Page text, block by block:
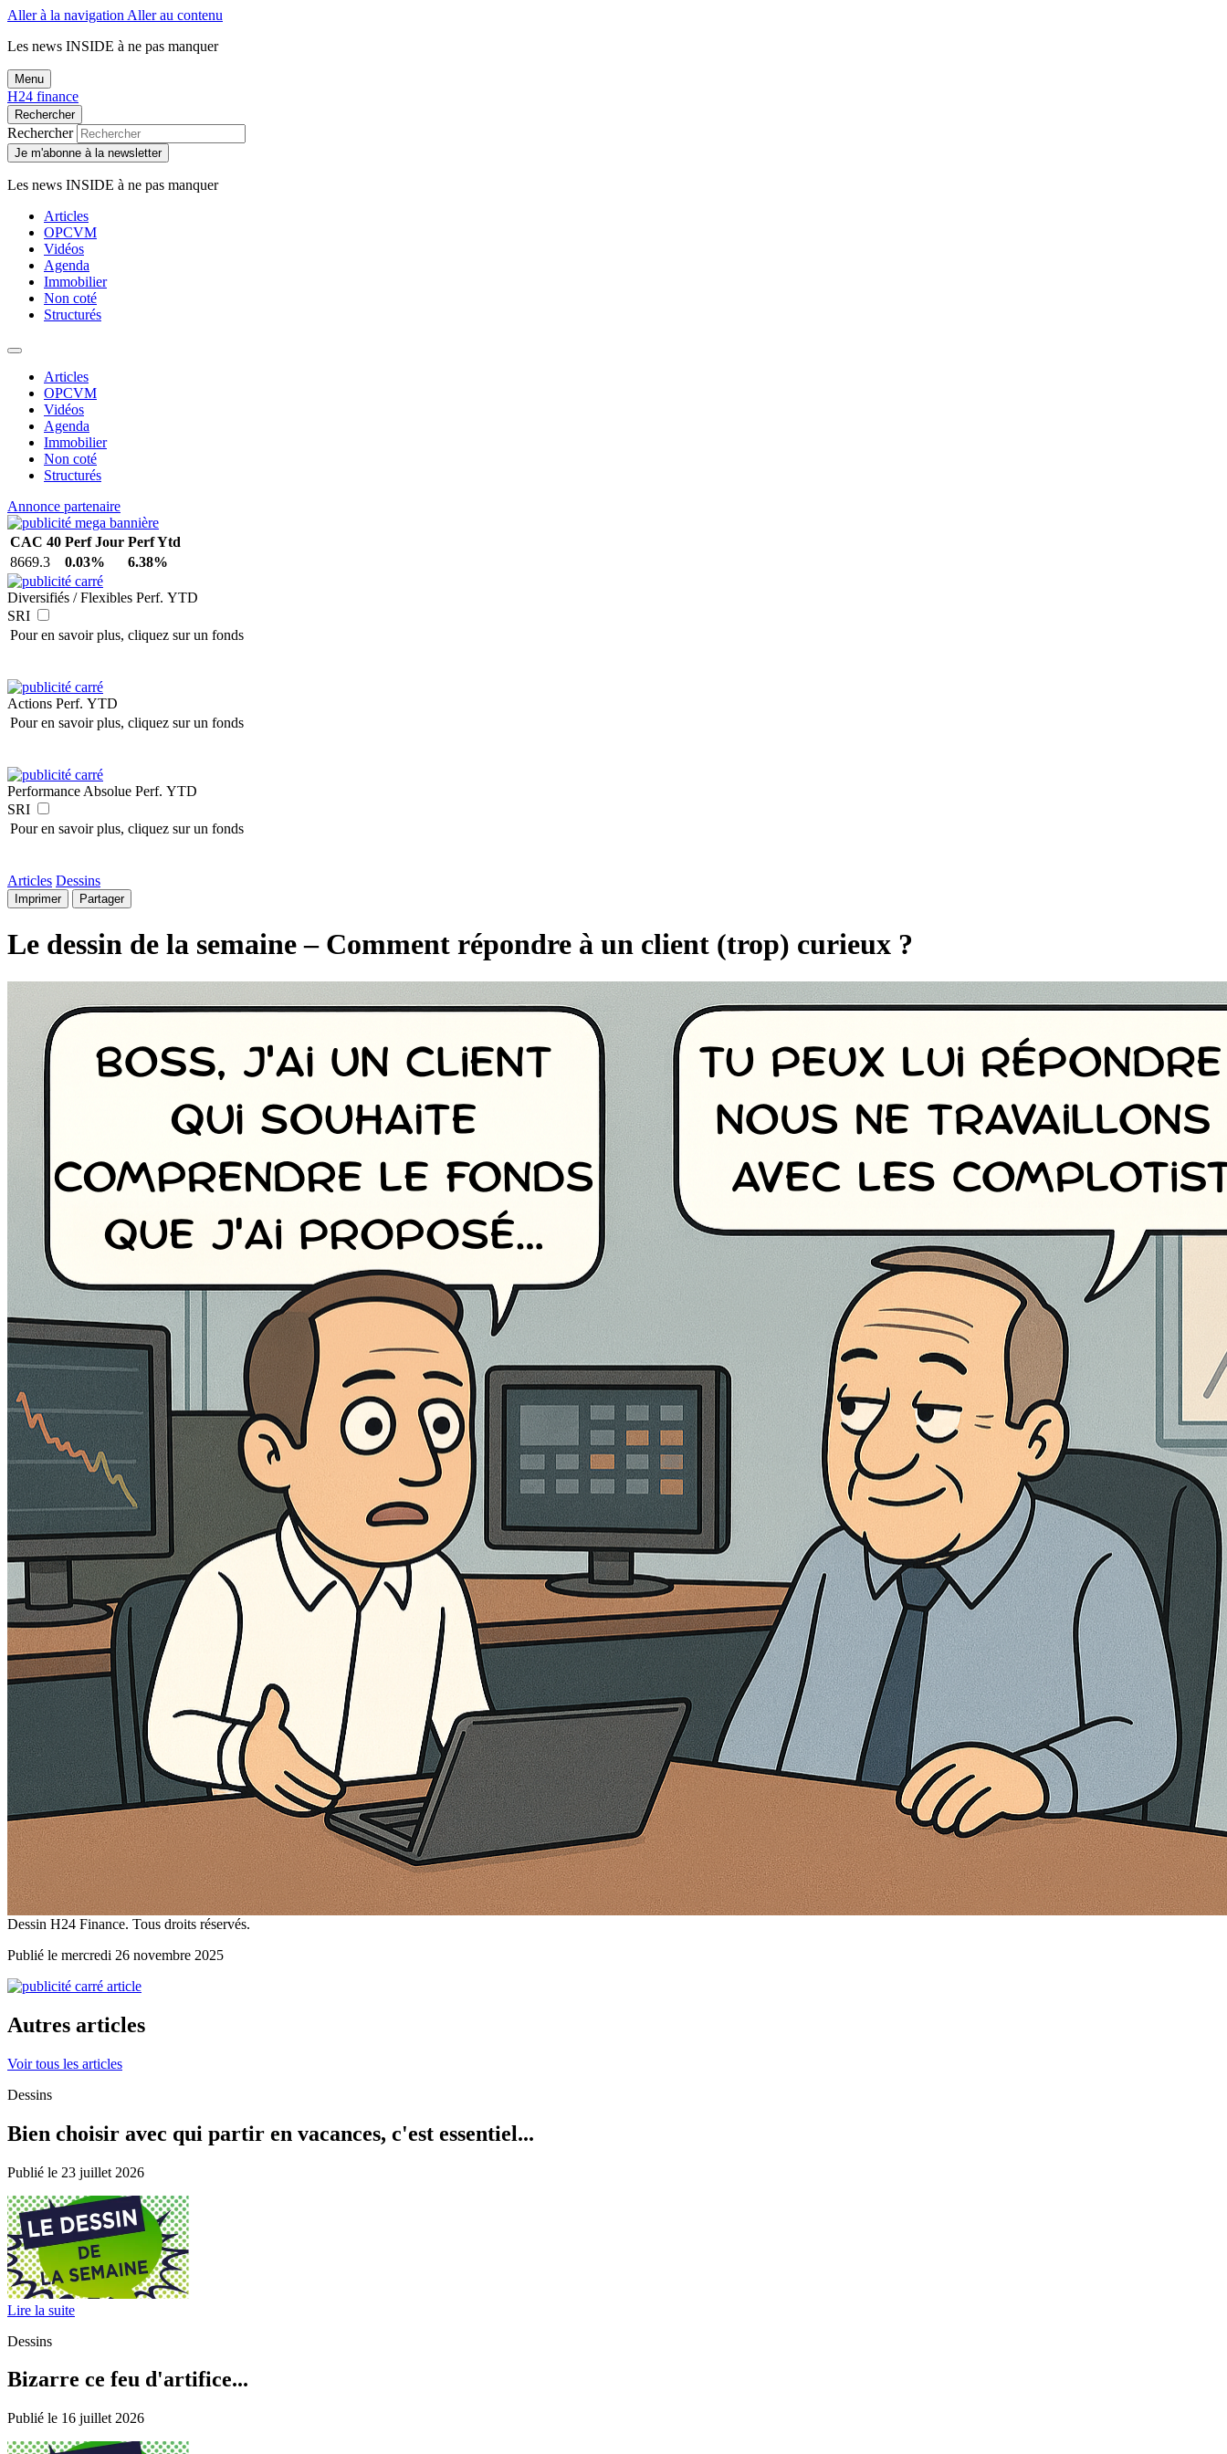
Aller à la navigation Aller au contenu
Les news INSIDE à ne pas manquer
Menu
H24 finance
Rechercher
Rechercher
Je m'abonne à la newsletter
Les news INSIDE à ne pas manquer
Articles
OPCVM
Vidéos
Agenda
Immobilier
Non coté
Structurés
Articles
OPCVM
Vidéos
Agenda
Immobilier
Non coté
Structurés
Annonce partenaire
CAC 40 Perf Jour Perf Ytd
8669.3
0.03% 6.38%
Diversifiés / Flexibles Perf. YTD
SRI
Pour en savoir plus, cliquez sur un fonds
Actions Perf. YTD
Pour en savoir plus, cliquez sur un fonds
Performance Absolue Perf. YTD
SRI
Pour en savoir plus, cliquez sur un fonds
Articles Dessins
Imprimer Partager
Le dessin de la semaine – Comment répondre à un client (trop) curieux ?
Dessin H24 Finance. Tous droits réservés.
Publié le mercredi 26 novembre 2025
Autres articles
Voir tous les articles
Dessins
Bien choisir avec qui partir en vacances, c'est essentiel...
Publié le 23 juillet 2026
Lire la suite
Dessins
Bizarre ce feu d'artifice...
Publié le 16 juillet 2026